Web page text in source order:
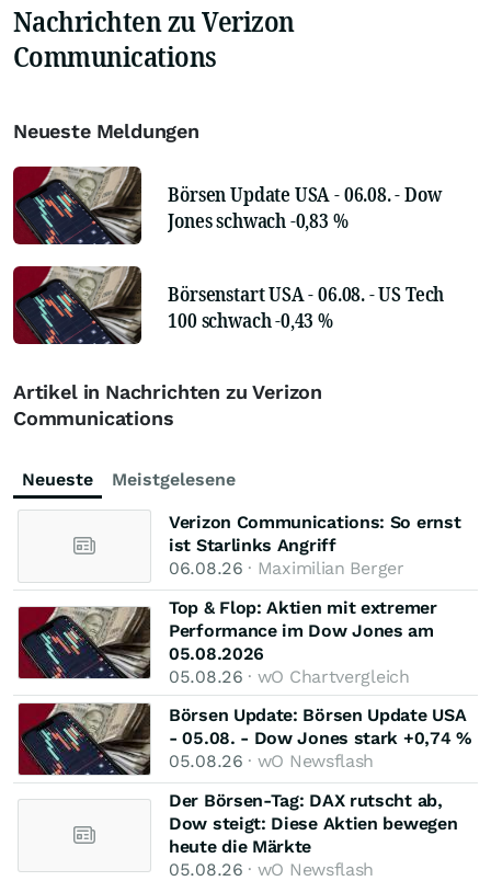
Nachrichten zu Verizon
Communications
Neueste Meldungen
Börsen Update USA - 06.08. - Dow
Jones schwach -0,83 %
Börsenstart USA - 06.08. - US Tech
100 schwach -0,43 %
Artikel in Nachrichten zu Verizon
Communications
Neueste Meistgelesene
Verizon Communications: So ernst
ist Starlinks Angriff
06.08.26 · Maximilian Berger
Top & Flop: Aktien mit extremer
Performance im Dow Jones am
05.08.2026
05.08.26 · wO Chartvergleich
Börsen Update: Börsen Update USA
- 05.08. - Dow Jones stark +0,74 %
05.08.26 · wO Newsflash
Der Börsen-Tag: DAX rutscht ab,
Dow steigt: Diese Aktien bewegen
heute die Märkte
05.08.26 · wO Newsflash